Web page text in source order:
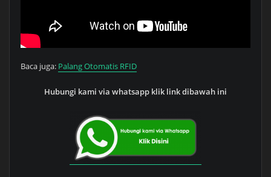
Baca juga: Palang Otomatis RFID
Hubungi kami via whatsapp klik link dibawah ini